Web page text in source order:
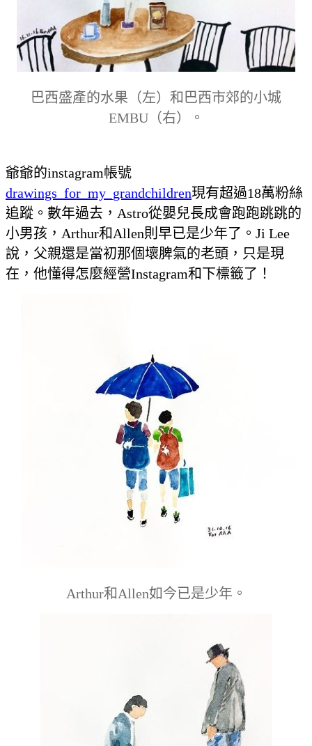
巴西盛產的水果（左）和巴西市郊的小城
EMBU（右）。
爺爺的instagram帳號
drawings_for_my_grandchildren現有超過18萬粉絲
追蹤。數年過去，Astro從嬰兒長成會跑跑跳跳的
小男孩，Arthur和Allen則早已是少年了。Ji Lee
說，父親還是當初那個壞脾氣的老頭，只是現
在，他懂得怎麼經營Instagram和下標籤了！
Arthur和Allen如今已是少年。